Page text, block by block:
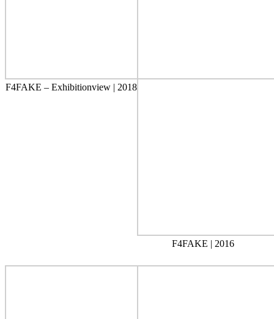
F4FAKE – Exhibitionview | 2018
F4FAKE | 2016